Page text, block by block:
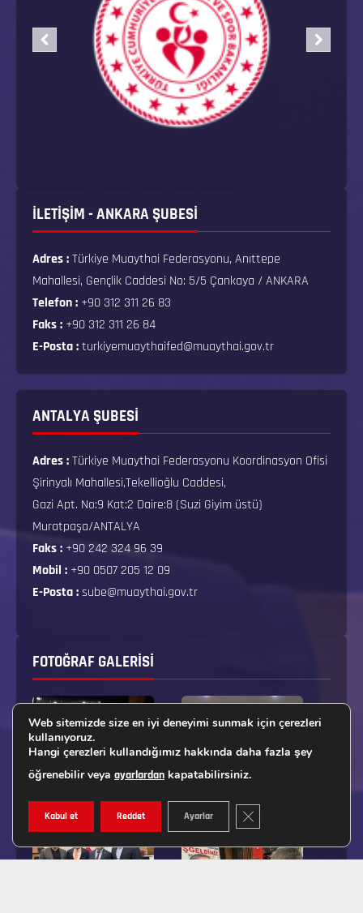
İLETİŞİM - ANKARA ŞUBESİ
Adres :Türkiye Muaythai Federasyonu, Anıttepe
Mahallesi, Gençlik Caddesi No: 5/5 Çankaya / ANKARA
Telefon : +90 312 311 26 83
Faks : +90 312 311 26 84
E-Posta :turkiyemuaythaifed@muaythai.gov.tr
ANTALYA ŞUBESİ
Adres :Türkiye Muaythai Federasyonu Koordinasyon Ofisi
Şirinyalı Mahallesi,Tekellioğlu Caddesi,
Gazi Apt. No:9 Kat:2 Daire:8 (Suzi Giyim üstü)
Muratpaşa/ANTALYA
Faks : +90 242 324 96 39
Mobil : +90 0507 205 12 09
E-Posta :sube@muaythai.gov.tr
FOTOĞRAF GALERISI
Web sitemizde size en iyi deneyimi sunmak için çerezleri
kullanıyoruz.
Hangi çerezleri kullandığımız hakkında daha fazla şey
öğrenebilir veya ayarlardan kapatabilirsiniz.
Kabul et Reddet Ayarlar GDPR ÇEREZ ŞERIDINI